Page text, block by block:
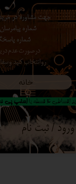
خانه
جهت مشاوره در خرید
شماره
شماره
در صورت عدم
رو انتخاب کنید ​​​​​​​ و
ورود / ثبت نام
حساب کاربری من
تغییر گذر واژه
سفارشات
خروج از حساب
اقساطی 4 قسطه با اسنپ پی